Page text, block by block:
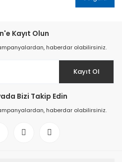
Kayıt Olun
haberdar olabilirsiniz.
Kayıt Ol
Bizi Takip Edin
haberdar olabilirsiniz.